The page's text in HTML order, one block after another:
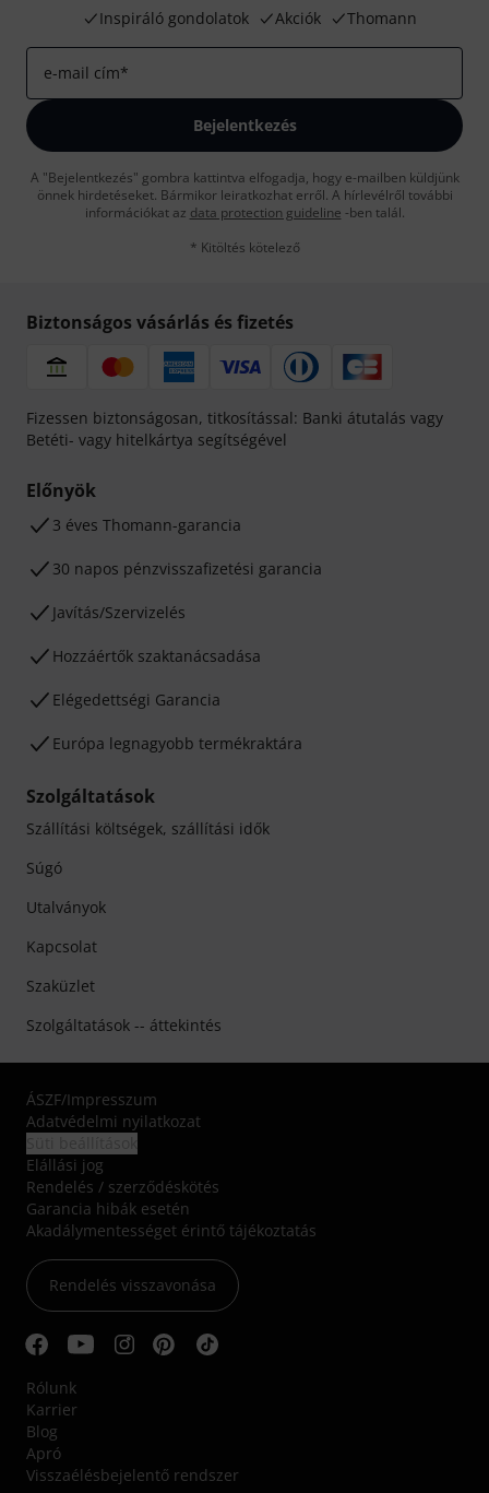
Inspiráló gondolatok
Akciók Thomann
e-mail cím*
Bejelentkezés
A "Bejelentkezés" gombra kattintva elfogadja, hogy e-mailben küldjünk
önnek hirdetéseket. Bármikor leiratkozhat erről. A hírlevélről további
információkat az data protection guideline -ben talál.
* Kitöltés kötelező
Biztonságos vásárlás és fizetés
Fizessen biztonságosan, titkosítással: Banki átutalás vagy
Betéti- vagy hitelkártya segítségével
Előnyök
3 éves Thomann-garancia
30 napos pénzvisszafizetési garancia
Javítás/Szervizelés
Hozzáértők szaktanácsadása
Elégedettségi Garancia
Európa legnagyobb termékraktára
Szolgáltatások
Szállítási költségek, szállítási idők
Súgó
Utalványok
Kapcsolat
Szaküzlet
Szolgáltatások -- áttekintés
ÁSZF/Impresszum
Adatvédelmi nyilatkozat
Elállási jog
Rendelés / szerződéskötés
Garancia hibák esetén
Akadálymentességet érintő tájékoztatás
Rendelés visszavonása
Rólunk
Karrier
Blog
Apró
Visszaélésbejelentő rendszer